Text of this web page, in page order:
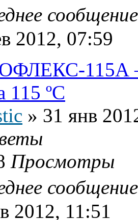
2012, 07:59
115А —
115 ºС
» 31 янв
Просмотры
2012, 11:51